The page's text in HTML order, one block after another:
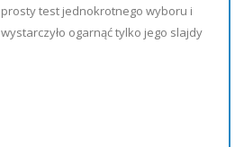
prosty test jednokrotnego wyboru i
wystarczyło ogarnąć tylko jego slajdy